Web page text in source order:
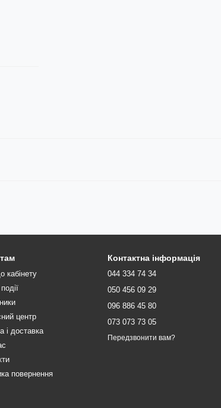
кабінету
центр
і доставка
повернення
Контактна інформація
044 334 74 34
050 456 09 29
096 886 45 80
073 073 73 05
Передзвонити вам?